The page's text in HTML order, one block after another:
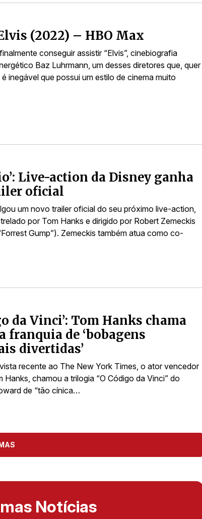
(2022) – HBO Max
conseguir assistir “Elvis”, cinebiografia
Baz Luhrmann, um desses diretores que, quer
inegável que possui um estilo de cinema muito
Live-action da Disney ganha
oficial
um novo trailer oficial do seu próximo live-action,
por Tom Hanks e dirigido por Robert Zemeckis
Gump”). Zemeckis também atua como co-
da Vinci’: Tom Hanks chama
franquia de ‘bobagens
divertidas’
recente ao The New York Times, o ator vencedor
Hanks, chamou a trilogia “O Código da Vinci” do
de “tão cínica…
Notícias